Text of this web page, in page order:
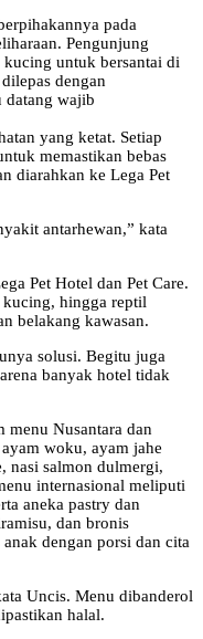
pada
Pengunjung
untuk bersantai di
dengan
datang wajib
yang ketat. Setiap
memastikan bebas
diarahkan ke Lega Pet
antarhewan,” kata
Pet Hotel dan Pet Care.
hingga reptil
belakang kawasan.
solusi. Begitu juga
banyak hotel tidak
menu Nusantara dan
woku, ayam jahe
nasi salmon dulmergi,
internasional meliputi
aneka pastry dan
dan bronis
dengan porsi dan cita
Uncis. Menu dibanderol
halal.